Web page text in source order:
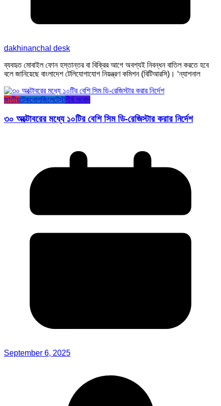
dakhinanchal desk
ব্যবহৃত মোবাইল ফোন হস্তান্তর বা বিক্রির আগে অবশ্যই নিবন্ধন বাতিল করতে হবে
বলে জানিয়েছে বাংলাদেশ টেলিযোগাযোগ নিয়ন্ত্রণ কমিশন (বিটিআরসি)। ‘ন্যাশনাল
জাতীয়টেকনোলজিলেটেস্টশীর্ষ সংবাদ
৩০ অক্টোবরের মধ্যে ১০টির বেশি সিম ডি-রেজিস্টার করার নির্দেশ
September 6, 2025